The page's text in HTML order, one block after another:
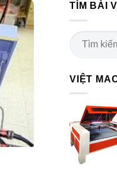
TÌM BÀI
VIỆT